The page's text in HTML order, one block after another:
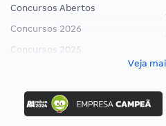
Concursos Abertos
Concursos 2026
Concursos 2025
Concurso Nacional Unificado
Concurso Ibama
Concurso MPU
Veja